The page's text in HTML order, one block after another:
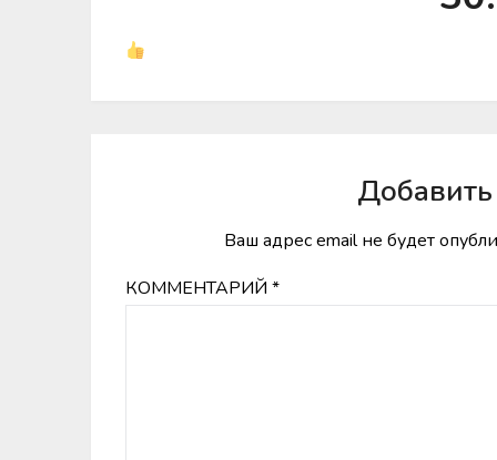
Ваш адрес email не будет
КОММЕНТАРИЙ*